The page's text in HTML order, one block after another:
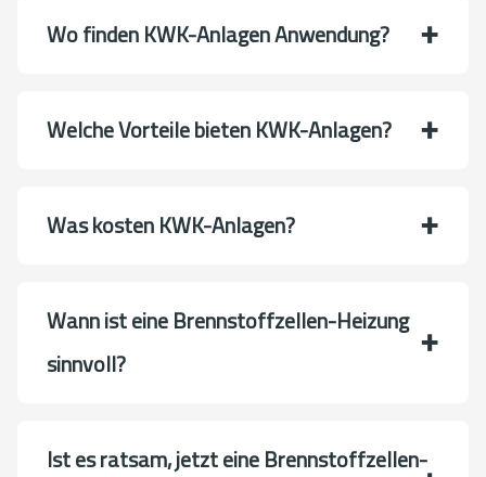
Wo finden KWK-Anlagen Anwendung?
Welche Vorteile bieten KWK-Anlagen?
Was kosten KWK-Anlagen?
Wann ist eine Brennstoffzellen-Heizung
sinnvoll?
Ist es ratsam, jetzt eine Brennstoffzellen-